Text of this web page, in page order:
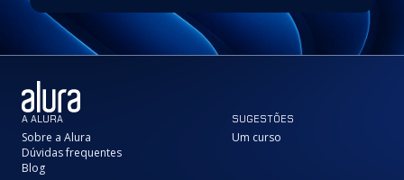
A ALURA
Sobre a Alura
Dúvidas frequentes
Blog
SUGESTÕES
Um curso